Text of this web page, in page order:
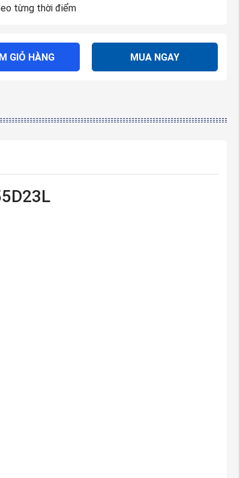
từng thời điểm
GIỎ HÀNG MUA NGAY